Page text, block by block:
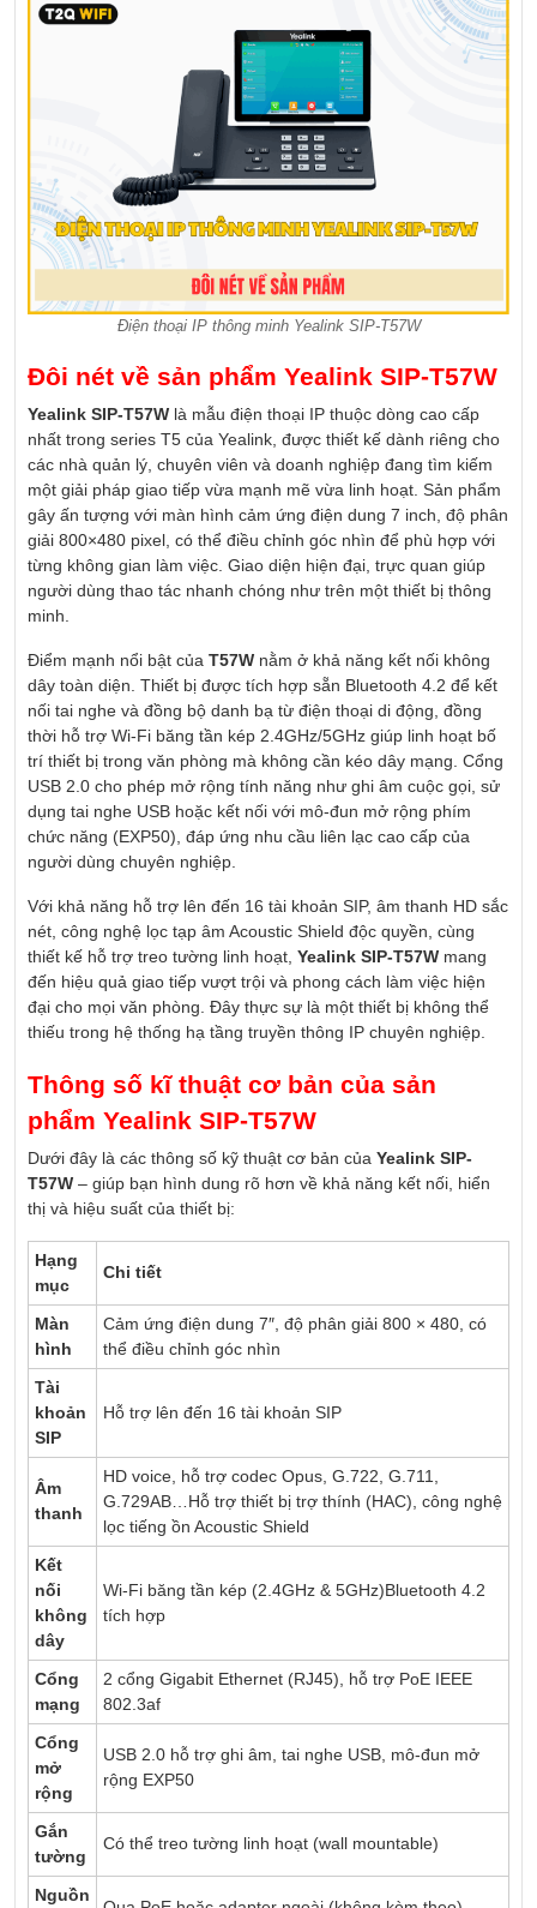
Điện thoại IP thông minh Yealink SIP-T57W
Đôi nét về sản phẩm Yealink SIP-T57W
Yealink SIP-T57W là mẫu điện thoại IP thuộc dòng cao cấp
nhất trong series T5 của Yealink, được thiết kế dành riêng cho
các nhà quản lý, chuyên viên và doanh nghiệp đang tìm kiếm
một giải pháp giao tiếp vừa mạnh mẽ vừa linh hoạt. Sản phẩm
gây ấn tượng với màn hình cảm ứng điện dung 7 inch, độ phân
giải 800×480 pixel, có thể điều chỉnh góc nhìn để phù hợp với
từng không gian làm việc. Giao diện hiện đại, trực quan giúp
người dùng thao tác nhanh chóng như trên một thiết bị thông
minh.
Điểm mạnh nổi bật của T57W nằm ở khả năng kết nối không
dây toàn diện. Thiết bị được tích hợp sẵn Bluetooth 4.2 để kết
nối tai nghe và đồng bộ danh bạ từ điện thoại di động, đồng
thời hỗ trợ Wi-Fi băng tần kép 2.4GHz/5GHz giúp linh hoạt bố
trí thiết bị trong văn phòng mà không cần kéo dây mạng. Cổng
USB 2.0 cho phép mở rộng tính năng như ghi âm cuộc gọi, sử
dụng tai nghe USB hoặc kết nối với mô-đun mở rộng phím
chức năng (EXP50), đáp ứng nhu cầu liên lạc cao cấp của
người dùng chuyên nghiệp.
Với khả năng hỗ trợ lên đến 16 tài khoản SIP, âm thanh HD sắc
nét, công nghệ lọc tạp âm Acoustic Shield độc quyền, cùng
thiết kế hỗ trợ treo tường linh hoạt, Yealink SIP-T57W mang
đến hiệu quả giao tiếp vượt trội và phong cách làm việc hiện
đại cho mọi văn phòng. Đây thực sự là một thiết bị không thể
thiếu trong hệ thống hạ tầng truyền thông IP chuyên nghiệp.
Thông số kĩ thuật cơ bản của sản
phẩm Yealink SIP-T57W
Dưới đây là các thông số kỹ thuật cơ bản của Yealink SIP-
T57W – giúp bạn hình dung rõ hơn về khả năng kết nối, hiển
thị và hiệu suất của thiết bị:
Hạng
mục
Chi tiết
Màn
hình
Cảm ứng điện dung 7″, độ phân giải 800 × 480, có
thể điều chỉnh góc nhìn
Tài
khoản
SIP
Hỗ trợ lên đến 16 tài khoản SIP
Âm
thanh
HD voice, hỗ trợ codec Opus, G.722, G.711,
G.729AB…Hỗ trợ thiết bị trợ thính (HAC), công nghệ
lọc tiếng ồn Acoustic Shield
Kết
nối
không
dây
Wi-Fi băng tần kép (2.4GHz & 5GHz)Bluetooth 4.2
tích hợp
Cổng
mạng
2 cổng Gigabit Ethernet (RJ45), hỗ trợ PoE IEEE
802.3af
Cổng
mở
rộng
USB 2.0 hỗ trợ ghi âm, tai nghe USB, mô-đun mở
rộng EXP50
Gắn
tường
Có thể treo tường linh hoạt (wall mountable)
Nguồn